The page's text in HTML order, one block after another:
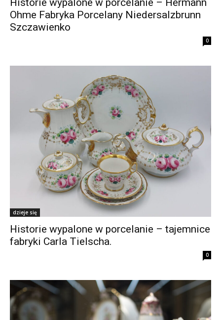
Historie wypalone w porcelanie – Hermann
Ohme Fabryka Porcelany Niedersalzbrunn
Szczawienko
0
dzieje się
Historie wypalone w porcelanie – tajemnice
fabryki Carla Tielscha.
0